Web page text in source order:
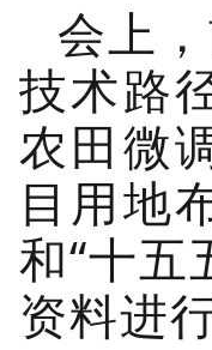
会上
技术路
农田微
目用地
和“十五
资料进